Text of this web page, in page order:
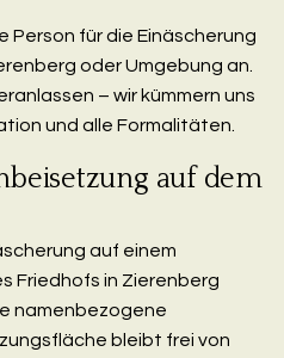
Person für die Einäscherung
oder Umgebung an.
– wir kümmern uns
und alle Formalitäten.
auf dem
auf einem
Friedhofs in Zierenberg
namenbezogene
bleibt frei von